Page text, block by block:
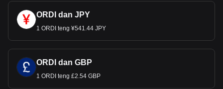
ORDI dan JPY
1 ORDI teng ¥541.44 JPY
ORDI dan GBP
1 ORDI teng £2.54 GBP